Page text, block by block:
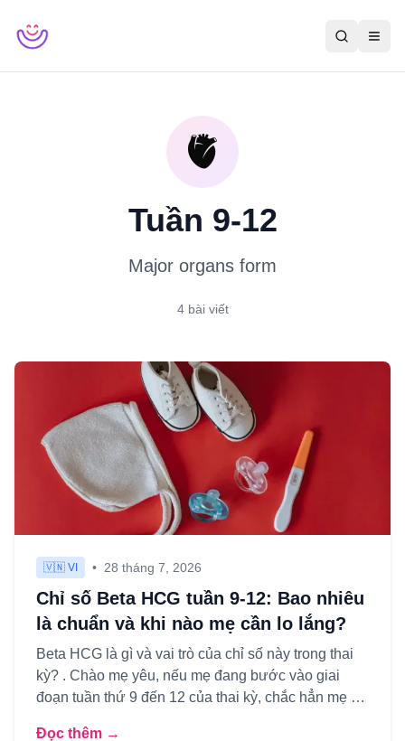
🫀
Tuần 9-12
Major organs form
4bài viết
🇻🇳 VI • 28 tháng 7, 2026
Chỉ số Beta HCG tuần 9-12: Bao nhiêu
là chuẩn và khi nào mẹ cần lo lắng?
Beta HCG là gì và vai trò của chỉ số này trong thai
kỳ? . Chào mẹ yêu, nếu mẹ đang bước vào giai
đoạn tuần thứ 9 đến 12 của thai kỳ, chắc hẳn mẹ đã
Đọc thêm →